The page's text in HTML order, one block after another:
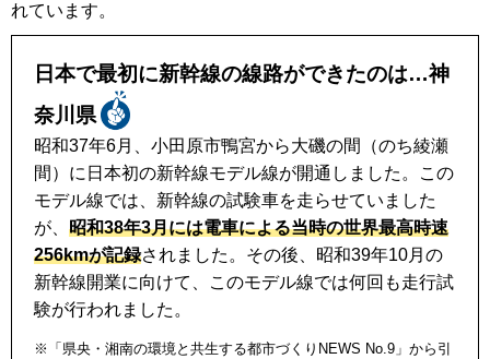
れています。
日本で最初に新幹線の線路ができたのは…神
奈川県
昭和37年6月、小田原市鴨宮から大磯の間（のち綾瀬
間）に日本初の新幹線モデル線が開通しました。この
モデル線では、新幹線の試験車を走らせていました
が、 昭和38年3月には電車による当時の世界最高時速
256kmが記録されました。その後、昭和39年10月の
新幹線開業に向けて、このモデル線では何回も走行試
験が行われました。
※「県央・湘南の環境と共生する都市づくりNEWS No.9」から引